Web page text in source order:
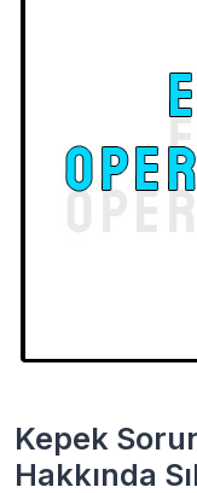
Kepek
Hakkında